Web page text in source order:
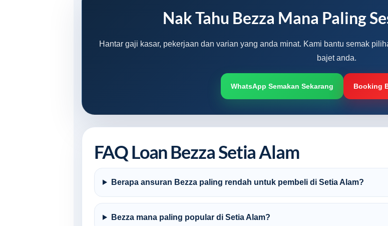
Nak Tahu Bezza Mana Paling
Hantar gaji kasar, pekerjaan dan varian yang anda minat. Kami bantu semak
bajet anda.
WhatsApp Semakan Sekarang Booking
FAQ Loan Bezza Setia Alam
Berapa ansuran Bezza paling rendah untuk pembeli di Setia Alam?
Bezza mana paling popular di Setia Alam?